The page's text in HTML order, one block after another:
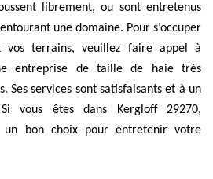
librement, ou sont entretenus
une domaine. Pour s’occuper
vos terrains, veuillez faire appel à
entreprise de taille de haie très
Ses services sont satisfaisants et à un
vous êtes dans Kergloff 29270,
un bon choix pour entretenir votre